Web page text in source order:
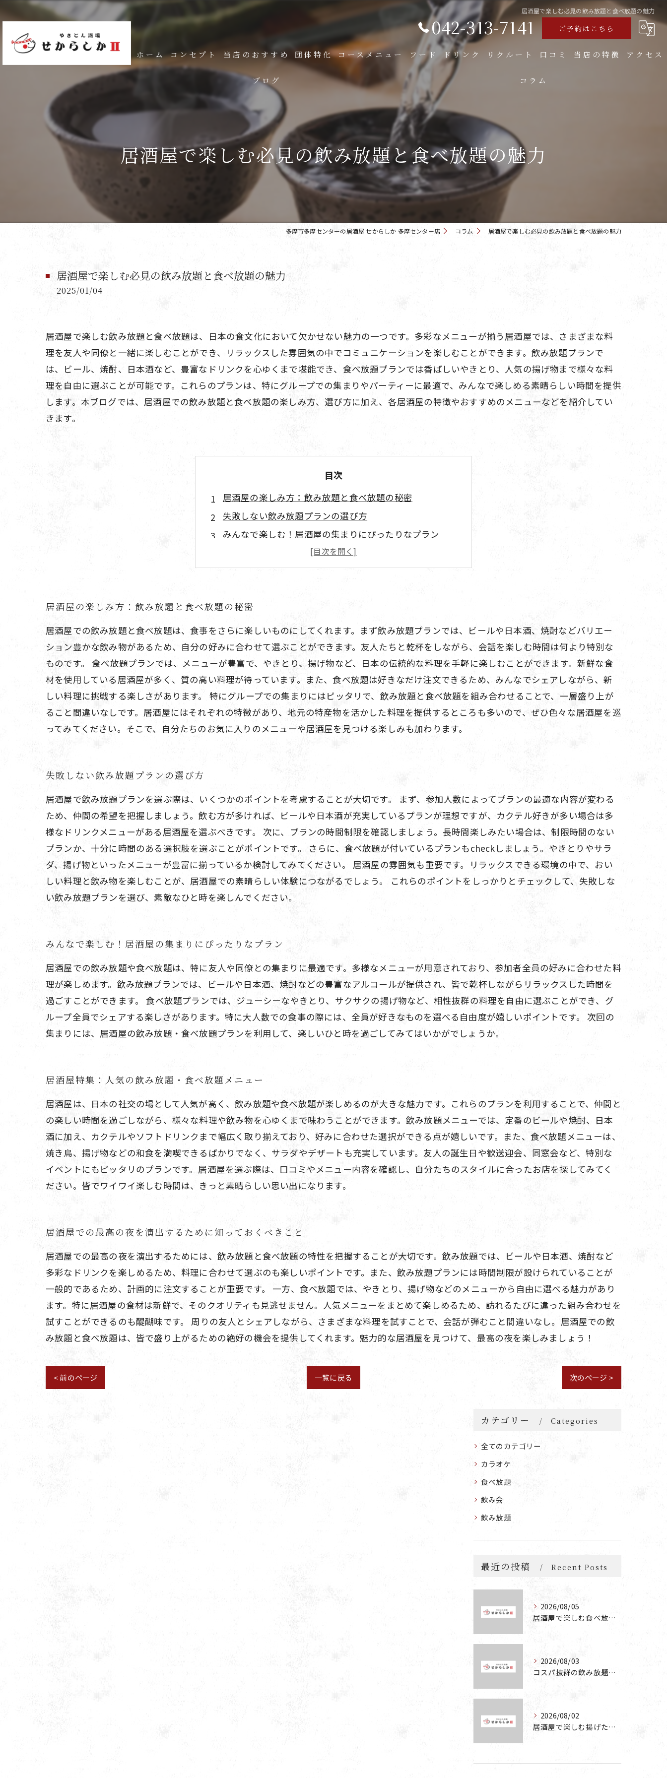
居酒屋で楽しむ必見の飲み放題と食べ放題の魅力
042-313-7141 ご予約はこちら
ホーム コンセプト 当店のおすすめ 団体特化 コースメニュー フード ドリンク リクルート 口コミ 当店の特徴 アクセス
ブログ コラム
居酒屋で楽しむ必見の飲み放題と食べ放題の魅力
多摩市多摩センターの居酒屋 せからしか 多摩センター店 コラム 居酒屋で楽しむ必見の飲み放題と食べ放題の魅力
居酒屋で楽しむ必見の飲み放題と食べ放題の魅力
2025/01/04
居酒屋で楽しむ飲み放題と食べ放題は、日本の食文化において欠かせない魅力の一つです。多彩なメニューが揃う居酒屋では、さまざまな料
理を友人や同僚と一緒に楽しむことができ、リラックスした雰囲気の中でコミュニケーションを楽しむことができます。飲み放題プランで
は、ビール、焼酎、日本酒など、豊富なドリンクを心ゆくまで堪能でき、食べ放題プランでは香ばしいやきとり、人気の揚げ物まで様々な料
理を自由に選ぶことが可能です。これらのプランは、特にグループでの集まりやパーティーに最適で、みんなで楽しめる素晴らしい時間を提供
します。本ブログでは、居酒屋での飲み放題と食べ放題の楽しみ方、選び方に加え、各居酒屋の特徴やおすすめのメニューなどを紹介してい
きます。
目次
居酒屋の楽しみ方：飲み放題と食べ放題の秘密
失敗しない飲み放題プランの選び方
みんなで楽しむ！居酒屋の集まりにぴったりなプラン
居酒屋特集：人気の飲み放題・食べ放題メニュー
居酒屋での最高の夜を演出するために知っておくべきこと
居酒屋の楽しみ方：飲み放題と食べ放題の秘密
居酒屋での飲み放題と食べ放題は、食事をさらに楽しいものにしてくれます。まず飲み放題プランでは、ビールや日本酒、焼酎などバリエー
ション豊かな飲み物があるため、自分の好みに合わせて選ぶことができます。友人たちと乾杯をしながら、会話を楽しむ時間は何より特別な
ものです。 食べ放題プランでは、メニューが豊富で、やきとり、揚げ物など、日本の伝統的な料理を手軽に楽しむことができます。新鮮な食
材を使用している居酒屋が多く、質の高い料理が待っています。また、食べ放題は好きなだけ注文できるため、みんなでシェアしながら、新
しい料理に挑戦する楽しさがあります。 特にグループでの集まりにはピッタリで、飲み放題と食べ放題を組み合わせることで、一層盛り上が
ること間違いなしです。居酒屋にはそれぞれの特徴があり、地元の特産物を活かした料理を提供するところも多いので、ぜひ色々な居酒屋を巡
ってみてください。そこで、自分たちのお気に入りのメニューや居酒屋を見つける楽しみも加わります。
失敗しない飲み放題プランの選び方
居酒屋で飲み放題プランを選ぶ際は、いくつかのポイントを考慮することが大切です。 まず、参加人数によってプランの最適な内容が変わる
ため、仲間の希望を把握しましょう。飲む方が多ければ、ビールや日本酒が充実しているプランが理想ですが、カクテル好きが多い場合は多
様なドリンクメニューがある居酒屋を選ぶべきです。 次に、プランの時間制限を確認しましょう。長時間楽しみたい場合は、制限時間のない
プランか、十分に時間のある選択肢を選ぶことがポイントです。 さらに、食べ放題が付いているプランもcheckしましょう。やきとりやサラ
ダ、揚げ物といったメニューが豊富に揃っているか検討してみてください。 居酒屋の雰囲気も重要です。リラックスできる環境の中で、おい
しい料理と飲み物を楽しむことが、居酒屋での素晴らしい体験につながるでしょう。 これらのポイントをしっかりとチェックして、失敗しな
い飲み放題プランを選び、素敵なひと時を楽しんでください。
みんなで楽しむ！居酒屋の集まりにぴったりなプラン
居酒屋での飲み放題や食べ放題は、特に友人や同僚との集まりに最適です。多様なメニューが用意されており、参加者全員の好みに合わせた料
理が楽しめます。飲み放題プランでは、ビールや日本酒、焼酎などの豊富なアルコールが提供され、皆で乾杯しながらリラックスした時間を
過ごすことができます。 食べ放題プランでは、ジューシーなやきとり、サクサクの揚げ物など、相性抜群の料理を自由に選ぶことができ、グ
ループ全員でシェアする楽しさがあります。特に大人数での食事の際には、全員が好きなものを選べる自由度が嬉しいポイントです。 次回の
集まりには、居酒屋の飲み放題・食べ放題プランを利用して、楽しいひと時を過ごしてみてはいかがでしょうか。
居酒屋特集：人気の飲み放題・食べ放題メニュー
居酒屋は、日本の社交の場として人気が高く、飲み放題や食べ放題が楽しめるのが大きな魅力です。これらのプランを利用することで、仲間と
の楽しい時間を過ごしながら、様々な料理や飲み物を心ゆくまで味わうことができます。飲み放題メニューでは、定番のビールや焼酎、日本
酒に加え、カクテルやソフトドリンクまで幅広く取り揃えており、好みに合わせた選択ができる点が嬉しいです。また、食べ放題メニューは、
焼き鳥、揚げ物などの和食を満喫できるばかりでなく、サラダやデザートも充実しています。友人の誕生日や歓送迎会、同窓会など、特別な
イベントにもピッタリのプランです。居酒屋を選ぶ際は、口コミやメニュー内容を確認し、自分たちのスタイルに合ったお店を探してみてく
ださい。皆でワイワイ楽しむ時間は、きっと素晴らしい思い出になります。
居酒屋での最高の夜を演出するために知っておくべきこと
居酒屋での最高の夜を演出するためには、飲み放題と食べ放題の特性を把握することが大切です。飲み放題では、ビールや日本酒、焼酎など
多彩なドリンクを楽しめるため、料理に合わせて選ぶのも楽しいポイントです。また、飲み放題プランには時間制限が設けられていることが
一般的であるため、計画的に注文することが重要です。 一方、食べ放題では、やきとり、揚げ物などのメニューから自由に選べる魅力があり
ます。特に居酒屋の食材は新鮮で、そのクオリティも見逃せません。人気メニューをまとめて楽しめるため、訪れるたびに違った組み合わせを
試すことができるのも醍醐味です。 周りの友人とシェアしながら、さまざまな料理を試すことで、会話が弾むこと間違いなし。居酒屋での飲
み放題と食べ放題は、皆で盛り上がるための絶好の機会を提供してくれます。魅力的な居酒屋を見つけて、最高の夜を楽しみましょう！
< 前のページ 一覧に戻る 次のページ >
カテゴリー Categories
全てのカテゴリー
カラオケ
食べ放題
飲み会
飲み放題
最近の投稿 Recent Posts
2026/08/05
居酒屋で楽しむ食べ放題と飲み放題の魅力を深掘りする方法
2026/08/03
コスパ抜群の飲み放題が楽しめる居酒屋の魅力と食べ放題お好み焼きの楽しみ方
2026/08/02
居酒屋で楽しむ揚げたこやきと飲み放題の魅力を徹底解説